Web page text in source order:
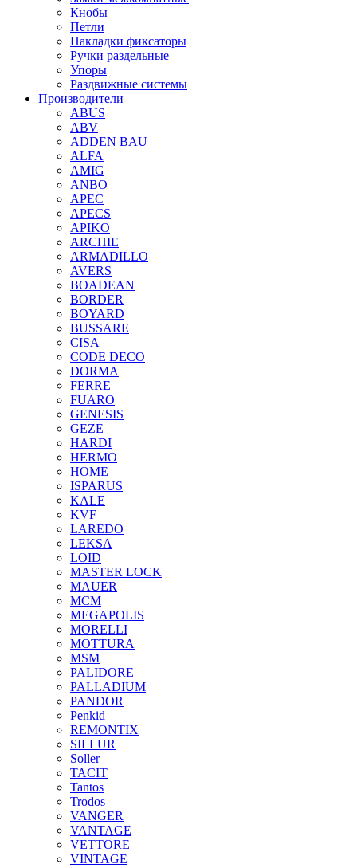
Кнобы
Петли
Накладки фиксаторы
Ручки раздельные
Упоры
Раздвижные системы
Производители
ABUS
ABV
ADDEN BAU
ALFA
AMIG
ANBO
APEC
APECS
APIKO
ARCHIE
ARMADILLO
AVERS
BOADEAN
BORDER
BOYARD
BUSSARE
CISA
CODE DECO
DORMA
FERRE
FUARO
GENESIS
GEZE
HARDI
HERMO
HOMЕ
ISPARUS
KALE
KVF
LAREDO
LEKSA
LOID
MASTER LOCK
MAUER
MCM
MEGAPOLIS
MORELLI
MOTTURA
MSM
PALIDORE
PALLADIUM
PANDOR
Penkid
REMONTIX
SILLUR
Soller
TACIT
Tantos
Trodos
VANGER
VANTAGE
VETTORE
VINTAGE